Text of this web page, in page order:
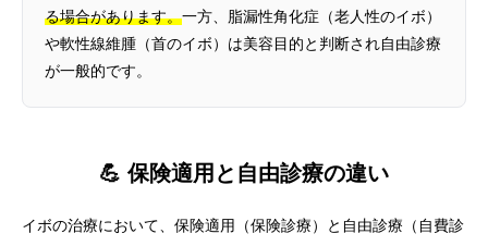
る場合があります。一方、脂漏性角化症（老人性のイボ）
や軟性線維腫（首のイボ）は美容目的と判断され自由診療
が一般的です。
💪 保険適用と自由診療の違い
イボの治療において、保険適用（保険診療）と自由診療（自費診